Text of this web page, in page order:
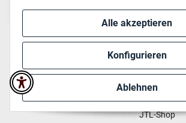
Alle akzeptieren
Konfigurieren
Ablehnen
* Alle Preise inkl. gesetzlicher USt.,
Perfected byDreizack
Powered byJTL-Shop